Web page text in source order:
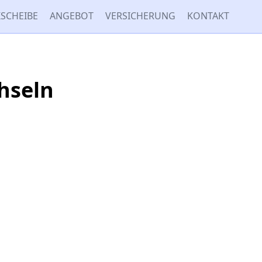
ANGEBOT VERSICHERUNG KONTAKT